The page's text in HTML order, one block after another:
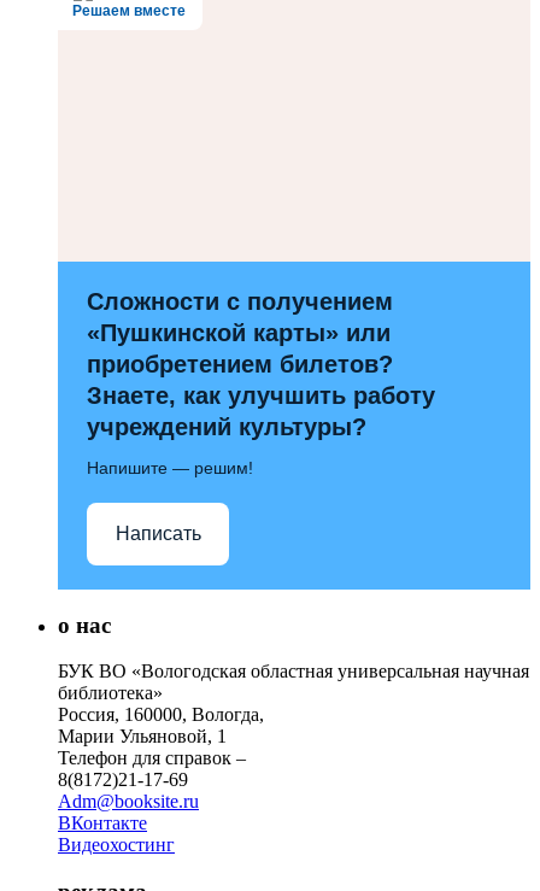
Решаем вместе
Сложности с получением
«Пушкинской карты» или
приобретением билетов?
Знаете, как улучшить работу
учреждений культуры?
Напишите — решим!
Написать
о нас
БУК ВО «Вологодская областная универсальная научная
библиотека»
Россия, 160000, Вологда,
Марии Ульяновой, 1
Телефон для справок –
8(8172)21-17-69
Adm@booksite.ru
ВКонтакте
Видеохостинг